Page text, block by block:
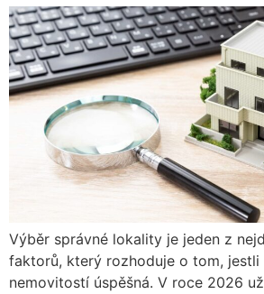
Výběr správné lokality je jeden z
faktorů, který rozhoduje o tom, jestli
nemovitostí úspěšná. V roce 2026